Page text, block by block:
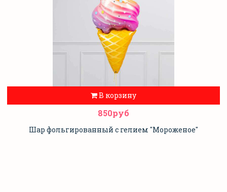
В корзину
850руб
Шар фольгированный с гелием "Мороженое"